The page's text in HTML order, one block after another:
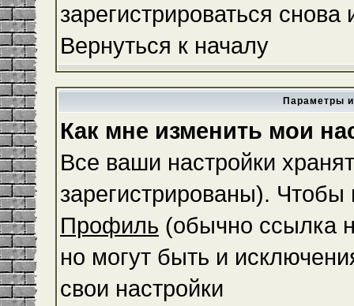
зарегистрироваться
Вернуться к началу
Параметры
Как мне изменить мои
Все ваши настройки
зарегистрированы). Чтобы
Профиль (обычно ссылка
но могут быть и
свои настройки